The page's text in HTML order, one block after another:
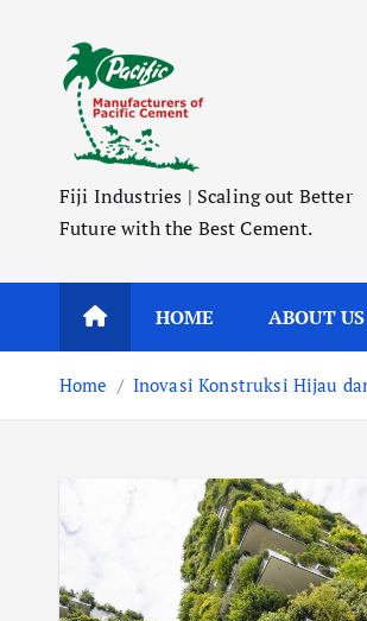
Fiji Industries | Scaling out Better
Future with the Best Cement.
HOME ABOUT US
Home Inovasi Konstruksi Hijau